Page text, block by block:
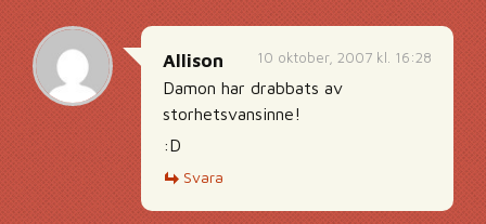
10 oktober, 2007 kl. 16:28
Allison
Damon har drabbats av
storhetsvansinne!
:D
Svara